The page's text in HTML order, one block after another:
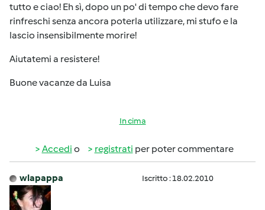
tutto e ciao! Eh sì, dopo un po' di tempo che devo fare
rinfreschi senza ancora poterla utilizzare, mi stufo e la
lascio insensibilmente morire!
Aiutatemi a resistere!
Buone vacanze da Luisa
In cima
Accedi o registrati per poter commentare
wlapappa Iscritto : 18.02.2010